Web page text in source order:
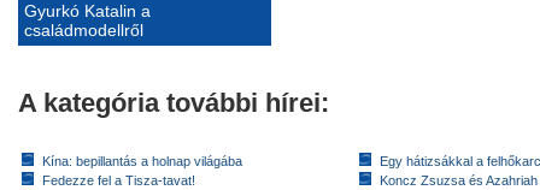
Gyurkó Katalin a
családmodellről
A kategória további hírei:
Kína: bepillantás a holnap világába
Fedezze fel a Tisza-tavat!
Egy hátizsákkal a
Koncz Zsuzsa és